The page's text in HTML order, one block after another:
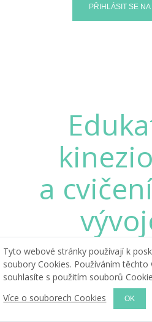
a
Termín: sobota 12. 10. a
Tyto webové stránky používají k
soubory Cookies. Používáním těchto
souhlasíte s použitím souborů
Více o souborech Cookies